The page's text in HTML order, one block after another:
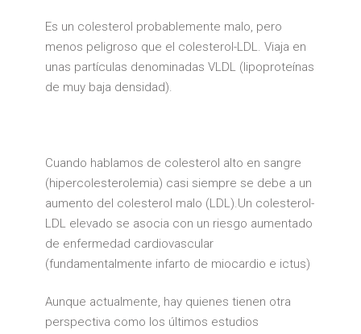
Es un colesterol probablemente malo, pero
menos peligroso que el colesterol-LDL. Viaja en
unas partículas denominadas VLDL (lipoproteínas
de muy baja densidad).
Cuando hablamos de colesterol alto en sangre
(hipercolesterolemia) casi siempre se debe a un
aumento del colesterol malo (LDL).Un colesterol-
LDL elevado se asocia con un riesgo aumentado
de enfermedad cardiovascular
(fundamentalmente infarto de miocardio e ictus)
Aunque actualmente, hay quienes tienen otra
perspectiva como los últimos estudios